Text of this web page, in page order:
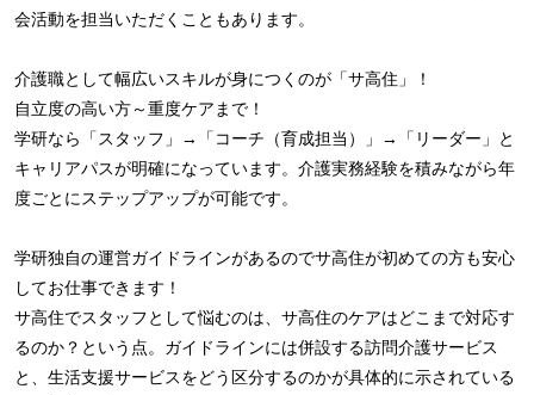
会活動を担当いただくこともあります。
介護職として幅広いスキルが身につくのが「サ高住」！
自立度の高い方～重度ケアまで！
学研なら「スタッフ」→「コーチ（育成担当）」→「リーダー」と
キャリアパスが明確になっています。介護実務経験を積みながら年
度ごとにステップアップが可能です。
学研独自の運営ガイドラインがあるのでサ高住が初めての方も安心
してお仕事できます！
サ高住でスタッフとして悩むのは、サ高住のケアはどこまで対応す
るのか？という点。ガイドラインには併設する訪問介護サービス
と、生活支援サービスをどう区分するのかが具体的に示されている